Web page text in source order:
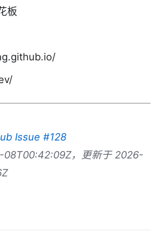
板
Issue #128
08T00:42:09Z，更新于 2026-